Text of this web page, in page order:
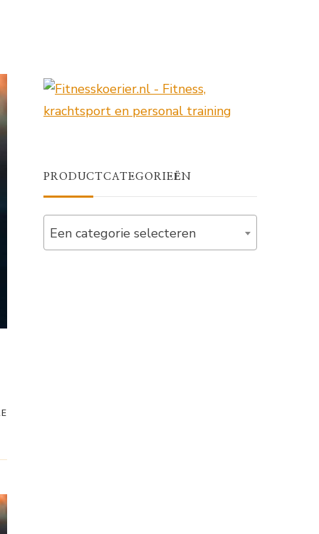
PRODUCTCATEGORIEËN
Een categorie selecteren